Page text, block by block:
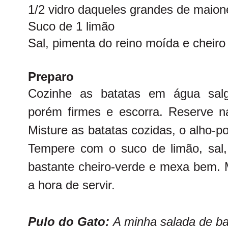
1/2 vidro daqueles grandes de
Suco de 1 limão
Sal, pimenta do reino moída e
Preparo
Cozinhe as batatas em água
porém firmes e escorra. Reserve
Misture as batatas cozidas, o alho-
Tempere com o suco de limão,
bastante cheiro-verde e mexa bem.
a hora de servir.
Pulo do Gato:A minha salada de